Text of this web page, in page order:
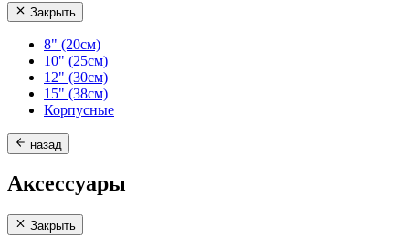
Закрыть
8" (20см)
10" (25см)
12" (30см)
15" (38см)
Корпусные
назад
Аксессуары
Закрыть